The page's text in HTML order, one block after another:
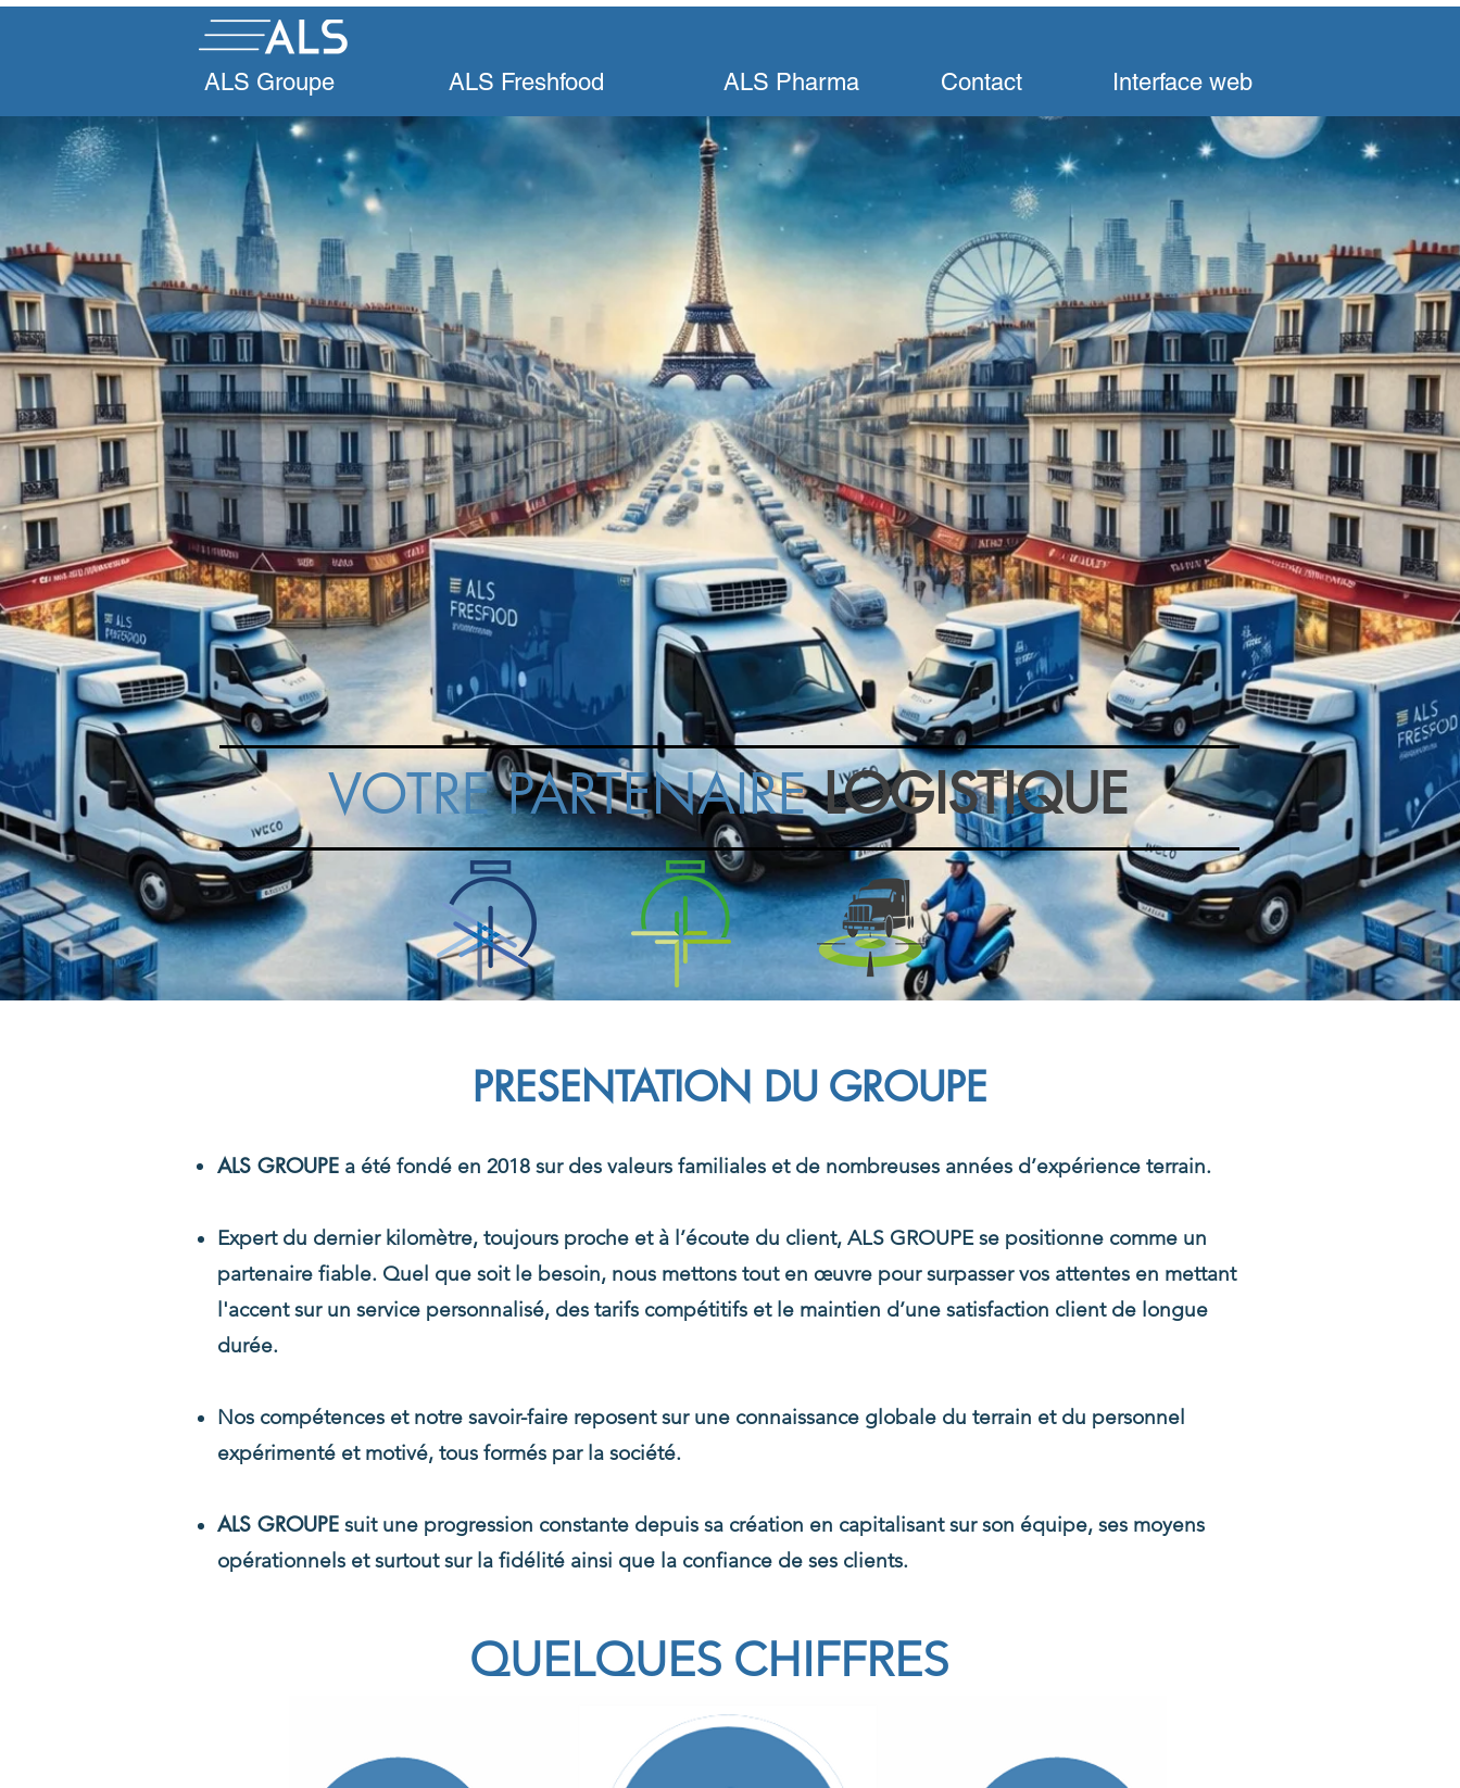
VOTRE PARTENAIRE LOGISTIQUE
ALS Groupe ALS Freshfood ALS Pharma Contact Interface web
PRESENTATION DU GROUPE
ALS GROUPE a été fondé en 2018 sur des valeurs familiales et de nombreuses années d’expérience terrain.
Expert du dernier kilomètre, toujours proche et à l’écoute du client, ALS GROUPE se positionne comme un
partenaire fiable. Quel que soit le besoin, nous mettons tout en œuvre pour surpasser vos attentes en mettant
l'accent sur un service personnalisé, des tarifs compétitifs et le maintien d’une satisfaction client de longue
durée.
Nos compétences et notre savoir-faire reposent sur une connaissance globale du terrain et du personnel
expérimenté et motivé, tous formés par la société. ​
ALS GROUPE suit une progression constante depuis sa création en capitalisant sur son équipe, ses moyens
opérationnels et surtout sur la fidélité ainsi que la confiance de ses clients.
QUELQUES CHIFFRES